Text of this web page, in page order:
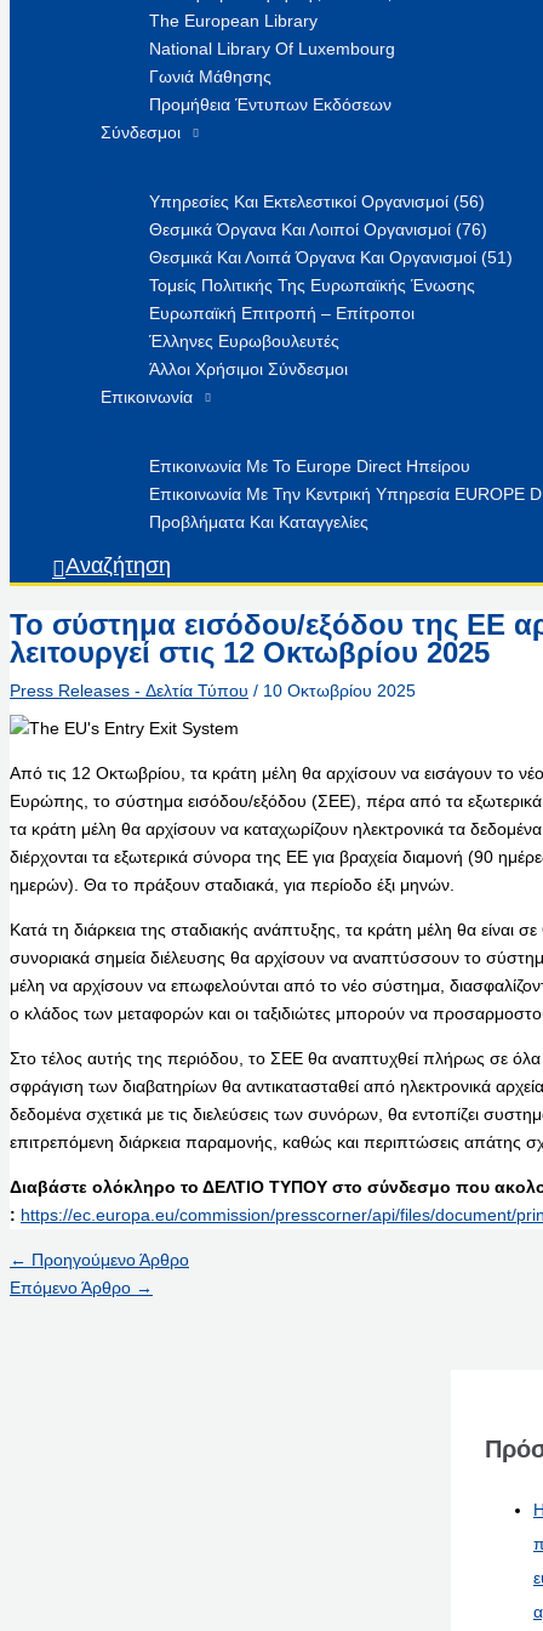
The European Library
National Library Of Luxembourg
Γωνιά Μάθησης
Προμήθεια Έντυπων Εκδόσεων
Σύνδεσμοι
Υπηρεσίες Και Εκτελεστικοί Οργανισμοί (56)
Θεσμικά Όργανα Και Λοιποί Οργανισμοί (76)
Θεσμικά Και Λοιπά Όργανα Και Οργανισμοί (51)
Τομείς Πολιτικής Της Ευρωπαϊκής Ένωσης
Ευρωπαϊκή Επιτροπή – Επίτροποι
Έλληνες Ευρωβουλευτές
Άλλοι Χρήσιμοι Σύνδεσμοι
Επικοινωνία
Επικοινωνία Με Το Europe Direct Ηπείρου
Επικοινωνία Με Την Κεντρική Υπηρεσία EUROPE
Προβλήματα Και Καταγγελίες
Αναζήτηση
Το σύστημα εισόδου/εξόδου της ΕΕ
λειτουργεί στις 12 Οκτωβρίου 2025
Press Releases - Δελτία Τύπου / 10 Οκτωβρίου 2025
Από τις 12 Οκτωβρίου, τα κράτη μέλη θα αρχίσουν να εισάγουν το
Ευρώπης, το σύστημα εισόδου/εξόδου (ΣΕΕ), πέρα από τα
τα κράτη μέλη θα αρχίσουν να καταχωρίζουν ηλεκτρονικά τα
διέρχονται τα εξωτερικά σύνορα της ΕΕ για βραχεία διαμονή (90
ημερών). Θα το πράξουν σταδιακά, για περίοδο έξι μηνών.
Κατά τη διάρκεια της σταδιακής ανάπτυξης, τα κράτη μέλη θα είναι
συνοριακά σημεία διέλευσης θα αρχίσουν να αναπτύσσουν το
μέλη να αρχίσουν να επωφελούνται από το νέο σύστημα,
ο κλάδος των μεταφορών και οι ταξιδιώτες μπορούν να
Στο τέλος αυτής της περιόδου, το ΣΕΕ θα αναπτυχθεί πλήρως σε
σφράγιση των διαβατηρίων θα αντικατασταθεί από ηλεκτρονικά
δεδομένα σχετικά με τις διελεύσεις των συνόρων, θα εντοπίζει
επιτρεπόμενη διάρκεια παραμονής, καθώς και περιπτώσεις απάτης
Διαβάστε ολόκληρο το ΔΕΛΤΙΟ ΤΥΠΟΥ στο σύνδεσμο που
: https://ec.europa.eu/commission/presscorner/api/files/document/
← Προηγούμενο Άρθρο
Επόμενο Άρθρο →